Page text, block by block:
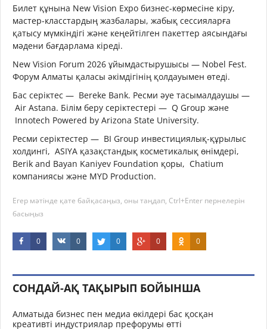
Билет құнына New Vision Expo бизнес-көрмесіне кіру,
мастер-класстардың жазбалары, жабық сессияларға
қатысу мүмкіндігі және кеңейтілген пакеттер аясындағы
мәдени бағдарлама кіреді.
New Vision Forum 2026 ұйымдастырушысы — Nobel Fest.
Форум Алматы қаласы әкімдігінің қолдауымен өтеді.
Бас серіктес — Bereke Bank. Ресми әуе тасымалдаушы —
Air Astana. Білім беру серіктестері — Q Group және
Innotech Powered by Arizona State University.
Ресми серіктестер — BI Group инвестициялық-құрылыс
холдингі, ASIYA қазақстандық косметикалық өнімдері,
Berik and Bayan Kaniyev Foundation қоры, Chatium
компаниясы және MYD Production.
Егер мәтінде қате байқасаңыз, оны таңдап, Ctrl+Enter пернелерін
басыңыз
0 0 0 0 0
СОНДАЙ-АҚ ТАҚЫРЫП БОЙЫНША
Алматыда бизнес пен медиа өкілдері бас қосқан
креативті индустриялар префорумы өтті